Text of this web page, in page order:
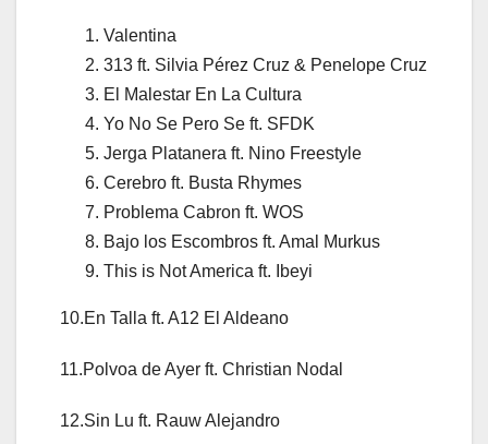
Valentina
313 ft. Silvia Pérez Cruz & Penelope Cruz
El Malestar En La Cultura
Yo No Se Pero Se ft. SFDK
Jerga Platanera ft. Nino Freestyle
Cerebro ft. Busta Rhymes
Problema Cabron ft. WOS
Bajo los Escombros ft. Amal Murkus
This is Not America ft. Ibeyi
10.En Talla ft. A12 El Aldeano
11.Polvoa de Ayer ft. Christian Nodal
12.Sin Lu ft. Rauw Alejandro